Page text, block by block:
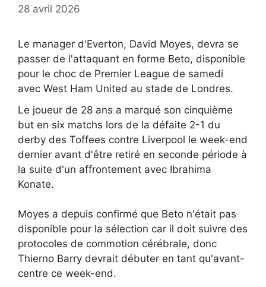
28 avril 2026
Le manager d'Everton, David Moyes, devra se
passer de l'attaquant en forme Beto, disponible
pour le choc de Premier League de samedi
avec West Ham United au stade de Londres.
Le joueur de 28 ans a marqué son cinquième
but en six matchs lors de la défaite 2-1 du
derby des Toffees contre Liverpool le week-end
dernier avant d'être retiré en seconde période à
la suite d'un affrontement avec Ibrahima
Konate.
Moyes a depuis confirmé que Beto n'était pas
disponible pour la sélection car il doit suivre des
protocoles de commotion cérébrale, donc
Thierno Barry devrait débuter en tant qu'avant-
centre ce week-end.